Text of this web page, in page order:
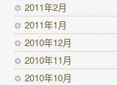
2011年2月
2011年1月
2010年12月
2010年11月
2010年10月